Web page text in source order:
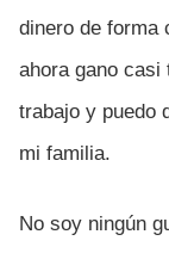
dinero de forma
ahora gano casi
trabajo y puedo
mi familia.
No soy ningún